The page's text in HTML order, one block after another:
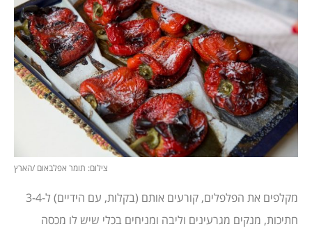
צילום: תומר אפלבאום /הארץ
מקלפים את הפלפלים, קורעים אותם (בקלות, עם הידיים) ל-3-4
חתיכות, מנקים מגרעינים וליבה ומניחים בכלי שיש לו מכסה